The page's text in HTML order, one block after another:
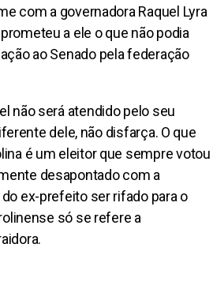
com a governadora Raquel Lyra
a ele o que não podia
ao Senado pela federação
não será atendido pelo seu
dele, não disfarça. O que
é um eleitor que sempre votou
desapontado com a
ex-prefeito ser rifado para o
só se refere a